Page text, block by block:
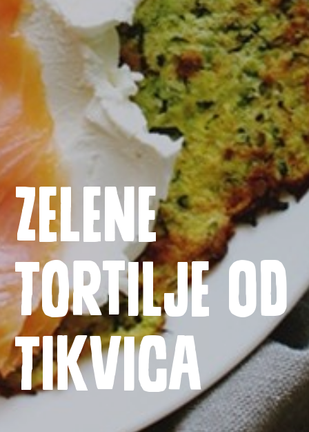
Naslovnica
Proizvodi
Recepti
Priča o ABC siru
Novosti
Zelene
tortilje od
tikvica